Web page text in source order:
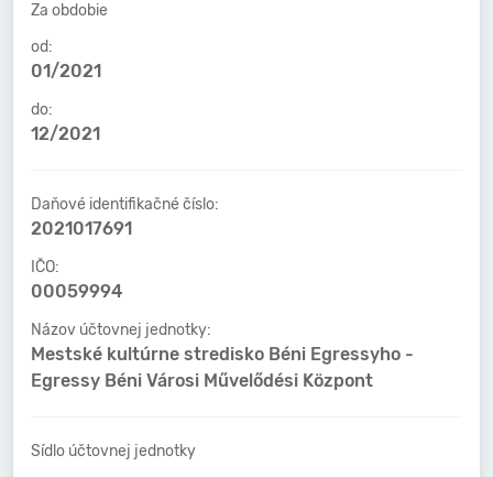
Za obdobie
od:
01/2021
do:
12/2021
Daňové identifikačné číslo:
2021017691
IČO:
00059994
Názov účtovnej jednotky:
Mestské kultúrne stredisko Béni Egressyho -
Egressy Béni Városi Művelődési Központ
Sídlo účtovnej jednotky